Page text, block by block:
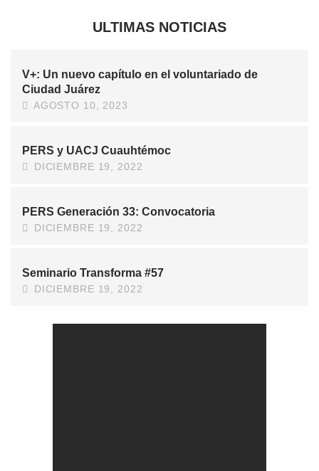
ULTIMAS NOTICIAS
V+: Un nuevo capítulo en el voluntariado de
Ciudad Juárez
AGOSTO 10, 2023
PERS y UACJ Cuauhtémoc
DICIEMBRE 19, 2022
PERS Generación 33: Convocatoria
DICIEMBRE 19, 2022
Seminario Transforma #57
DICIEMBRE 19, 2022